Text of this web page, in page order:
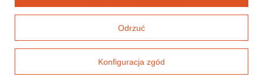
Baza wiedzy i mapa oferty
Odrzuć
Konfiguracja zgód